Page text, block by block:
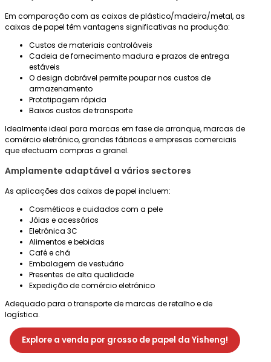
Em comparação com as caixas de plástico/madeira/metal, as
caixas de papel têm vantagens significativas na produção:
Custos de materiais controláveis
Cadeia de fornecimento madura e prazos de entrega
estáveis
O design dobrável permite poupar nos custos de
armazenamento
Prototipagem rápida
Baixos custos de transporte
Idealmente ideal para marcas em fase de arranque, marcas de
comércio eletrónico, grandes fábricas e empresas comerciais
que efectuam compras a granel.
Amplamente adaptável a vários sectores
As aplicações das caixas de papel incluem:
Cosméticos e cuidados com a pele
Jóias e acessórios
Eletrónica 3C
Alimentos e bebidas
Café e chá
Embalagem de vestuário
Presentes de alta qualidade
Expedição de comércio eletrónico
Adequado para o transporte de marcas de retalho e de
logística.
Explore a venda por grosso de papel da Yisheng!